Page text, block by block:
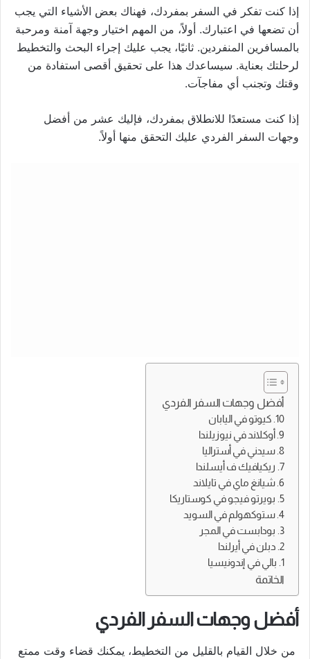
إذا كنت تفكر في السفر بمفردك، فهناك بعض الأشياء التي يجب
أن تضعها في اعتبارك. أولاً، من المهم اختيار وجهة آمنة ومرحبة
بالمسافرين المنفردين. ثانيًا، يجب عليك إجراء البحث والتخطيط
لرحلتك بعناية. سيساعدك هذا على تحقيق أقصى استفادة من
وقتك وتجنب أي مفاجآت.
إذا كنت مستعدًا للانطلاق بمفردك، فإليك عشر من أفضل
وجهات السفر الفردي عليك التحقق منها أولاً.
أفضل وجهات السفر الفردي
10. كيوتو في اليابان
9. أوكلاند في نيوزيلندا
8. سيدني في أستراليا
7. ريكيافيك ف أيسلندا
6. شيانغ ماي في تايلاند
5. بويرتو فيجو في كوستاريكا
4. ستوكهولم في السويد
3. بودابست في المجر
2. دبلن في أيرلندا
1. بالي في إندونيسيا
الخاتمة
أفضل وجهات السفر الفردي
من خلال القيام بالقليل من التخطيط، يمكنك قضاء وقت ممتع